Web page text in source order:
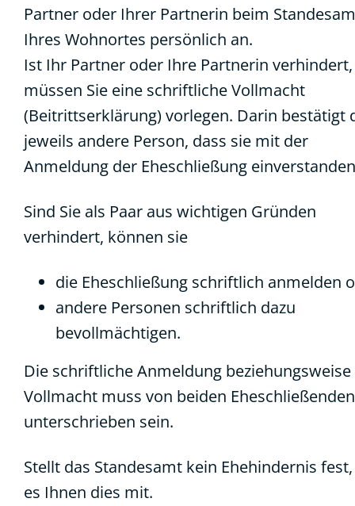
Partner oder Ihrer Partnerin beim
Ihres Wohnortes persönlich an.
Ist Ihr Partner oder Ihre Partnerin verhindert,
müssen Sie eine schriftliche Vollmacht
(Beitrittserklärung) vorlegen. Darin bestätigt
jeweils andere Person, dass sie mit der
Anmeldung der Eheschließung
Sind Sie als Paar aus wichtigen Gründen
verhindert, können sie
die Eheschließung schriftlich anmelden
andere Personen schriftlich dazu
bevollmächtigen.
Die schriftliche Anmeldung beziehungsweise
Vollmacht muss von beiden Eheschließenden
unterschrieben sein.
Stellt das Standesamt kein Ehehindernis
es Ihnen dies mit.